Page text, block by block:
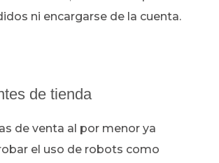
ni encargarse de la cuenta.
de tienda
de venta al por menor ya
el uso de robots como